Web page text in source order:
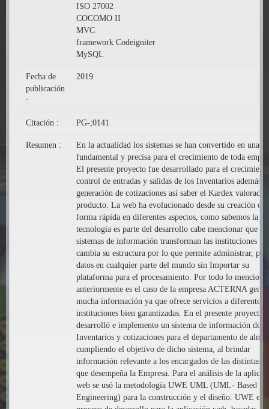
ISO 27002
COCOMO II
MVC
framework Codeigniter
MySQL
Fecha de
publicación
:
2019
Citación : PG-;0141
Resumen :
En la actualidad los sistemas se han convertido en una
fundamental y precisa para el crecimiento de toda
El presente proyecto fue desarrollado para el
control de entradas y salidas de los Inventarios además
generación de cotizaciones así saber el Kardex valorado
producto. La web ha evolucionado desde su creación de
forma rápida en diferentes aspectos, como sabemos la
tecnología es parte del desarrollo cabe mencionar que los
sistemas de información transforman las instituciones y
cambia su estructura por lo que permite administrar,
datos en cualquier parte del mundo sin Importar su
plataforma para el procesamiento. Por todo lo
anteriormente es el caso de la empresa ACTERNA
mucha información ya que ofrece servicios a diferentes
instituciones bien garantizadas. En el presente proyecto
desarrolló e implemento un sistema de información de
Inventarios y cotizaciones para el departamento de
cumpliendo el objetivo de dicho sistema, al brindar
información relevante a los encargados de las distintas
que desempeña la Empresa. Para el análisis de la
web se usó la metodología UWE UML (UML- Based
Engineering) para la construcción y el diseño. UWE es